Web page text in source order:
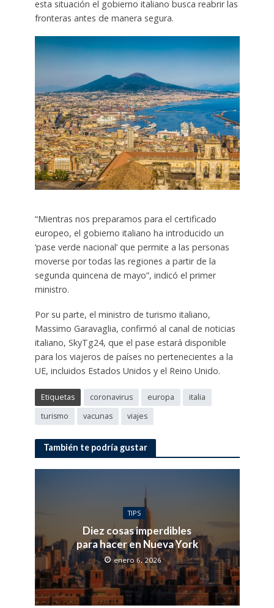
esta situación el gobierno italiano busca reabrir las
fronteras antes de manera segura.
“Mientras nos preparamos para el certificado
europeo, el gobierno italiano ha introducido un
‘pase verde nacional’ que permite a las personas
moverse por todas las regiones a partir de la
segunda quincena de mayo”, indicó el primer
ministro.
Por su parte, el ministro de turismo italiano,
Massimo Garavaglia, confirmó al canal de noticias
italiano, SkyTg24, que el pase estará disponible
para los viajeros de países no pertenecientes a la
UE, incluidos Estados Unidos y el Reino Unido.
Etiquetas coronavirus europa
italia
turismo
vacunas viajes
También te podría gustar
TIPS
Diez cosas imperdibles
para hacer en Nueva York
enero 6, 2026